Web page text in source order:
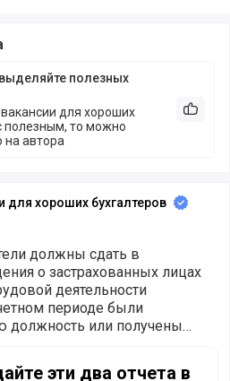
полезных
для хороших
полезным, то можно
автора
для хороших бухгалтеров
должны сдать в
о застрахованных лицах
деятельности
периоде были
должность или получены
эти два отчета в